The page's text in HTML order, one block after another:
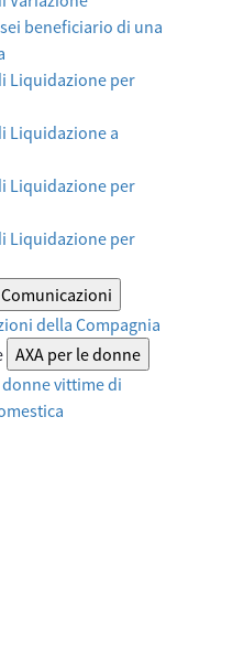
beneficiario di una
Liquidazione per
Liquidazione a
Liquidazione per
Liquidazione per
Comunicazioni
della Compagnia
AXA per le donne
vittime di